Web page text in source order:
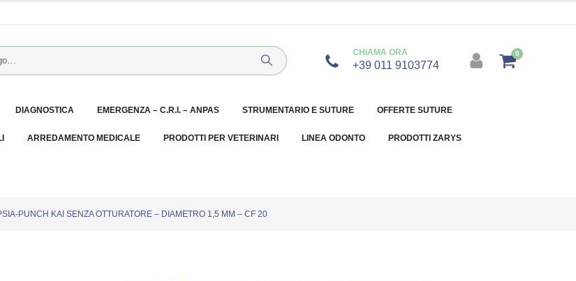
CHIAMA ORA
+39 011 9103774
0
DIAGNOSTICA EMERGENZA – C.R.I. – ANPAS STRUMENTARIO E SUTURE OFFERTE SUTURE
ARREDAMENTO MEDICALE PRODOTTI PER VETERINARI LINEA ODONTO PRODOTTI ZARYS
PUNCH KAI SENZA OTTURATORE – DIAMETRO 1,5 MM – CF 20